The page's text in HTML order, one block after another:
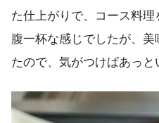
た仕上がりで、コース料
腹一杯な感じでしたが、
たので、気がつけばあっと